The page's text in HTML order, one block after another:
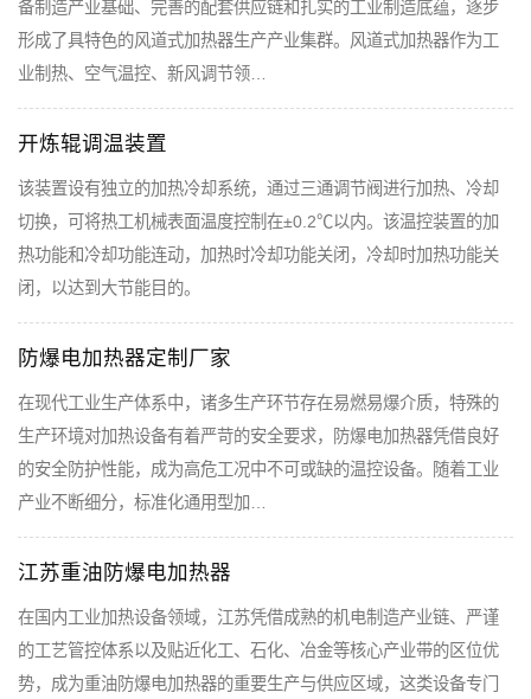
备制造产业基础、完善的配套供应链和扎实的工业制造底蕴，逐步
形成了具特色的风道式加热器生产产业集群。风道式加热器作为工
业制热、空气温控、新风调节领…
开炼辊调温装置
该装置设有独立的加热冷却系统，通过三通调节阀进行加热、冷却
切换，可将热工机械表面温度控制在±0.2℃以内。该温控装置的加
热功能和冷却功能连动，加热时冷却功能关闭，冷却时加热功能关
闭，以达到大节能目的。
防爆电加热器定制厂家
在现代工业生产体系中，诸多生产环节存在易燃易爆介质，特殊的
生产环境对加热设备有着严苛的安全要求，防爆电加热器凭借良好
的安全防护性能，成为高危工况中不可或缺的温控设备。随着工业
产业不断细分，标准化通用型加…
江苏重油防爆电加热器
在国内工业加热设备领域，江苏凭借成熟的机电制造产业链、严谨
的工艺管控体系以及贴近化工、石化、冶金等核心产业带的区位优
势，成为重油防爆电加热器的重要生产与供应区域，这类设备专门